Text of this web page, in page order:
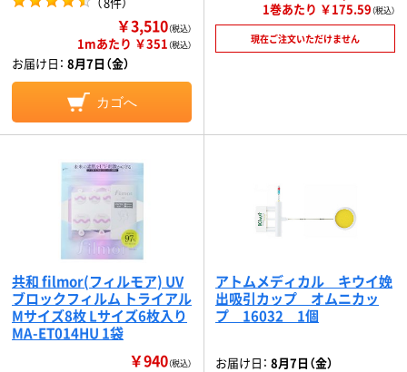
￥3,510（税込）
1mあたり ￥351（税込）
お届け日： 8月7日（金）
カゴへ
1巻あたり ￥175.59（税込）
現在ご注文いただけません
共和 filmor(フィルモア) UV
ブロックフィルム トライアル
Mサイズ8枚 Lサイズ6枚入り
MA-ET014HU 1袋
￥940（税込）
アトムメディカル キウイ娩
出吸引カップ オムニカッ
プ 16032 1個
お届け日： 8月7日（金）